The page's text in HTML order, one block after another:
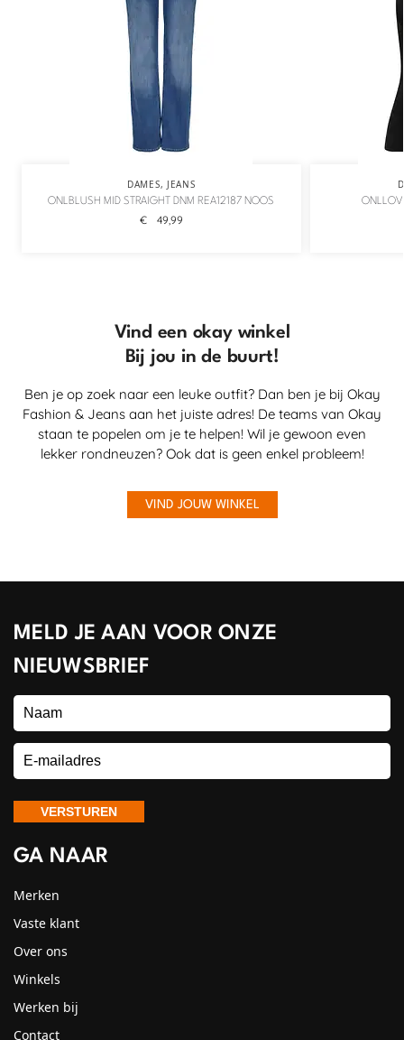
DAMES, JEANS
ONLBLUSH MID STRAIGHT DNM REA12187 NOOS
€ 49,99
Vind een okay winkel
Bij jou in de buurt!
Ben je op zoek naar een leuke outfit? Dan ben je bij Okay
Fashion & Jeans aan het juiste adres! De teams van Okay
staan te popelen om je te helpen! Wil je gewoon even
lekker rondneuzen? Ook dat is geen enkel probleem!
VIND JOUW WINKEL
MELD JE AAN VOOR ONZE
NIEUWSBRIEF
GA NAAR
Merken
Vaste klant
Over ons
Winkels
Werken bij
Contact